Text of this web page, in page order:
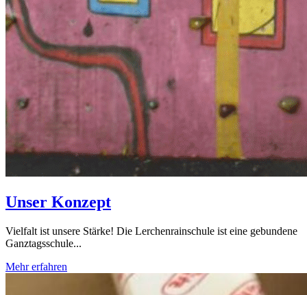
Unser Konzept
Vielfalt ist unsere Stärke! Die Lerchenrainschule ist eine gebundene
Ganztagsschule...
Mehr erfahren